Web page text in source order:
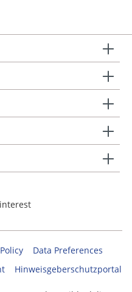
Data Preferences
Hinweisgeberschutzportal